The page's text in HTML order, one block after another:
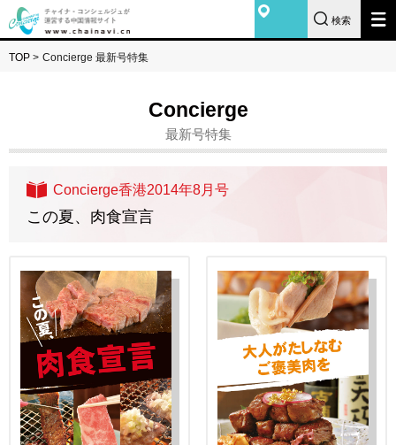
検索
TOP > Concierge 最新号特集
Concierge
最新号特集
Concierge香港2014年8月号
この夏、肉食宣言